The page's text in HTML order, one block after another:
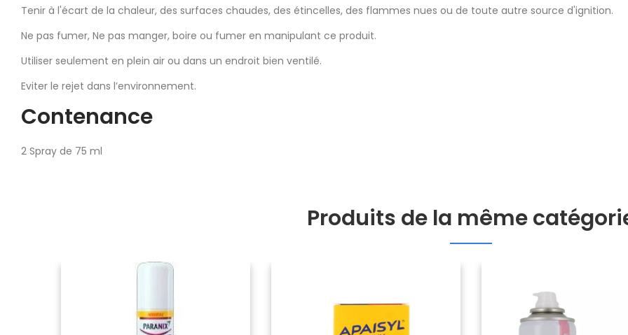
Tenir à l'écart de la chaleur, des surfaces chaudes, des étincelles, des flammes nues ou de toute autre source d'ignition.
Ne pas fumer, Ne pas manger, boire ou fumer en manipulant ce produit.
Utiliser seulement en plein air ou dans un endroit bien ventilé.
Eviter le rejet dans l’environnement.
Contenance
2 Spray de 75 ml
Produits de la même